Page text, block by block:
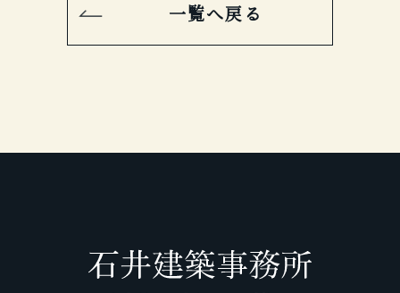
一覧へ戻る